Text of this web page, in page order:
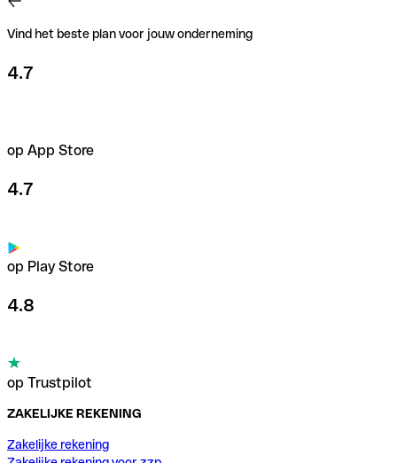
Vind het beste plan voor jouw onderneming
4.7
op App Store
4.7
op Play Store
4.8
op Trustpilot
ZAKELIJKE REKENING
Zakelijke rekening